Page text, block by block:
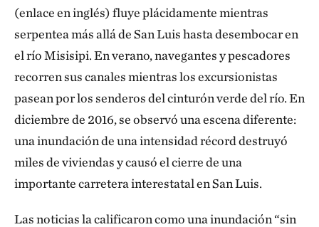
(enlace en inglés) fluye plácidamente mientras
serpentea más allá de San Luis hasta desembocar en
el río Misisipi. En verano, navegantes y pescadores
recorren sus canales mientras los excursionistas
pasean por los senderos del cinturón verde del río. En
diciembre de 2016, se observó una escena diferente:
una inundación de una intensidad récord destruyó
miles de viviendas y causó el cierre de una
importante carretera interestatal en San Luis.
Las noticias la calificaron como una inundación “sin